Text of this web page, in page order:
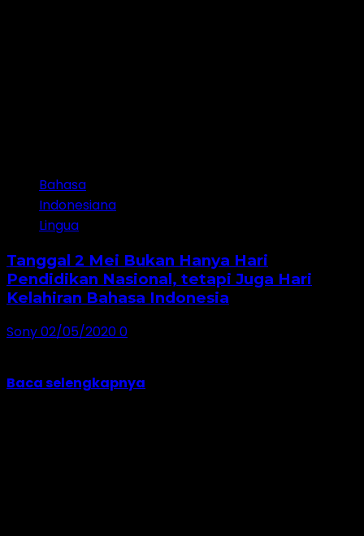
Bahasa
Indonesiana
Lingua
Tanggal 2 Mei Bukan Hanya Hari
Pendidikan Nasional, tetapi Juga Hari
Kelahiran Bahasa Indonesia
Sony02/05/20200
Baca selengkapnya